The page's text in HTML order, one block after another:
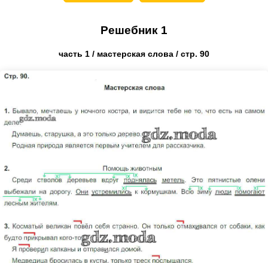
Решебник 1
часть 1 / мастерская слова / стр. 90